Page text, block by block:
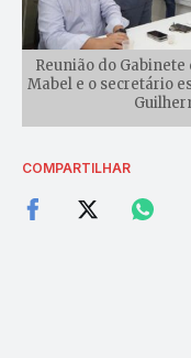
Reunião do
Mabel e o secretário
COMPARTILHAR